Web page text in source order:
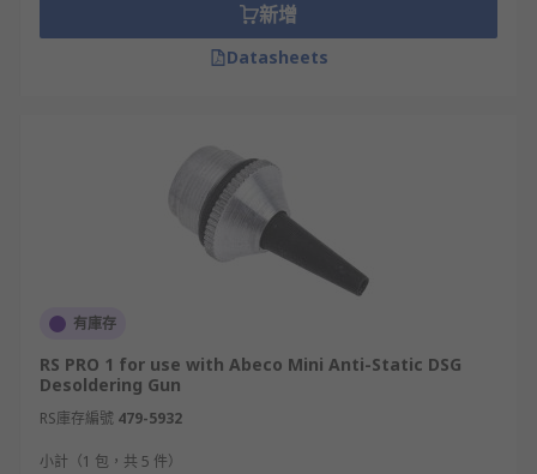
新增
Datasheets
有庫存
RS PRO 1 for use with Abeco Mini Anti-Static DSG
Desoldering Gun
RS庫存編號 479-5932
小計（1 包，共 5 件）